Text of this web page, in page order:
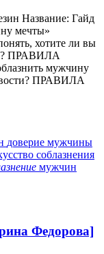
Название: Гайд
мечты»
хотите ли вы
ПРАВИЛА
мужчину
ПРАВИЛА
доверие мужчины
соблазнения
мужчин
Федорова]